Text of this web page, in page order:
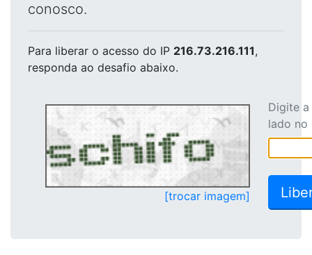
conosco.
Para liberar o acesso do IP 216.73.216.111,
responda ao desafio abaixo.
[trocar imagem]
Digite
lado no